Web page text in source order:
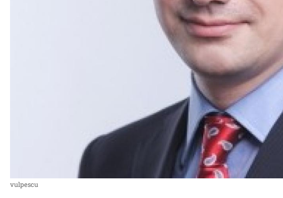
vulpescu